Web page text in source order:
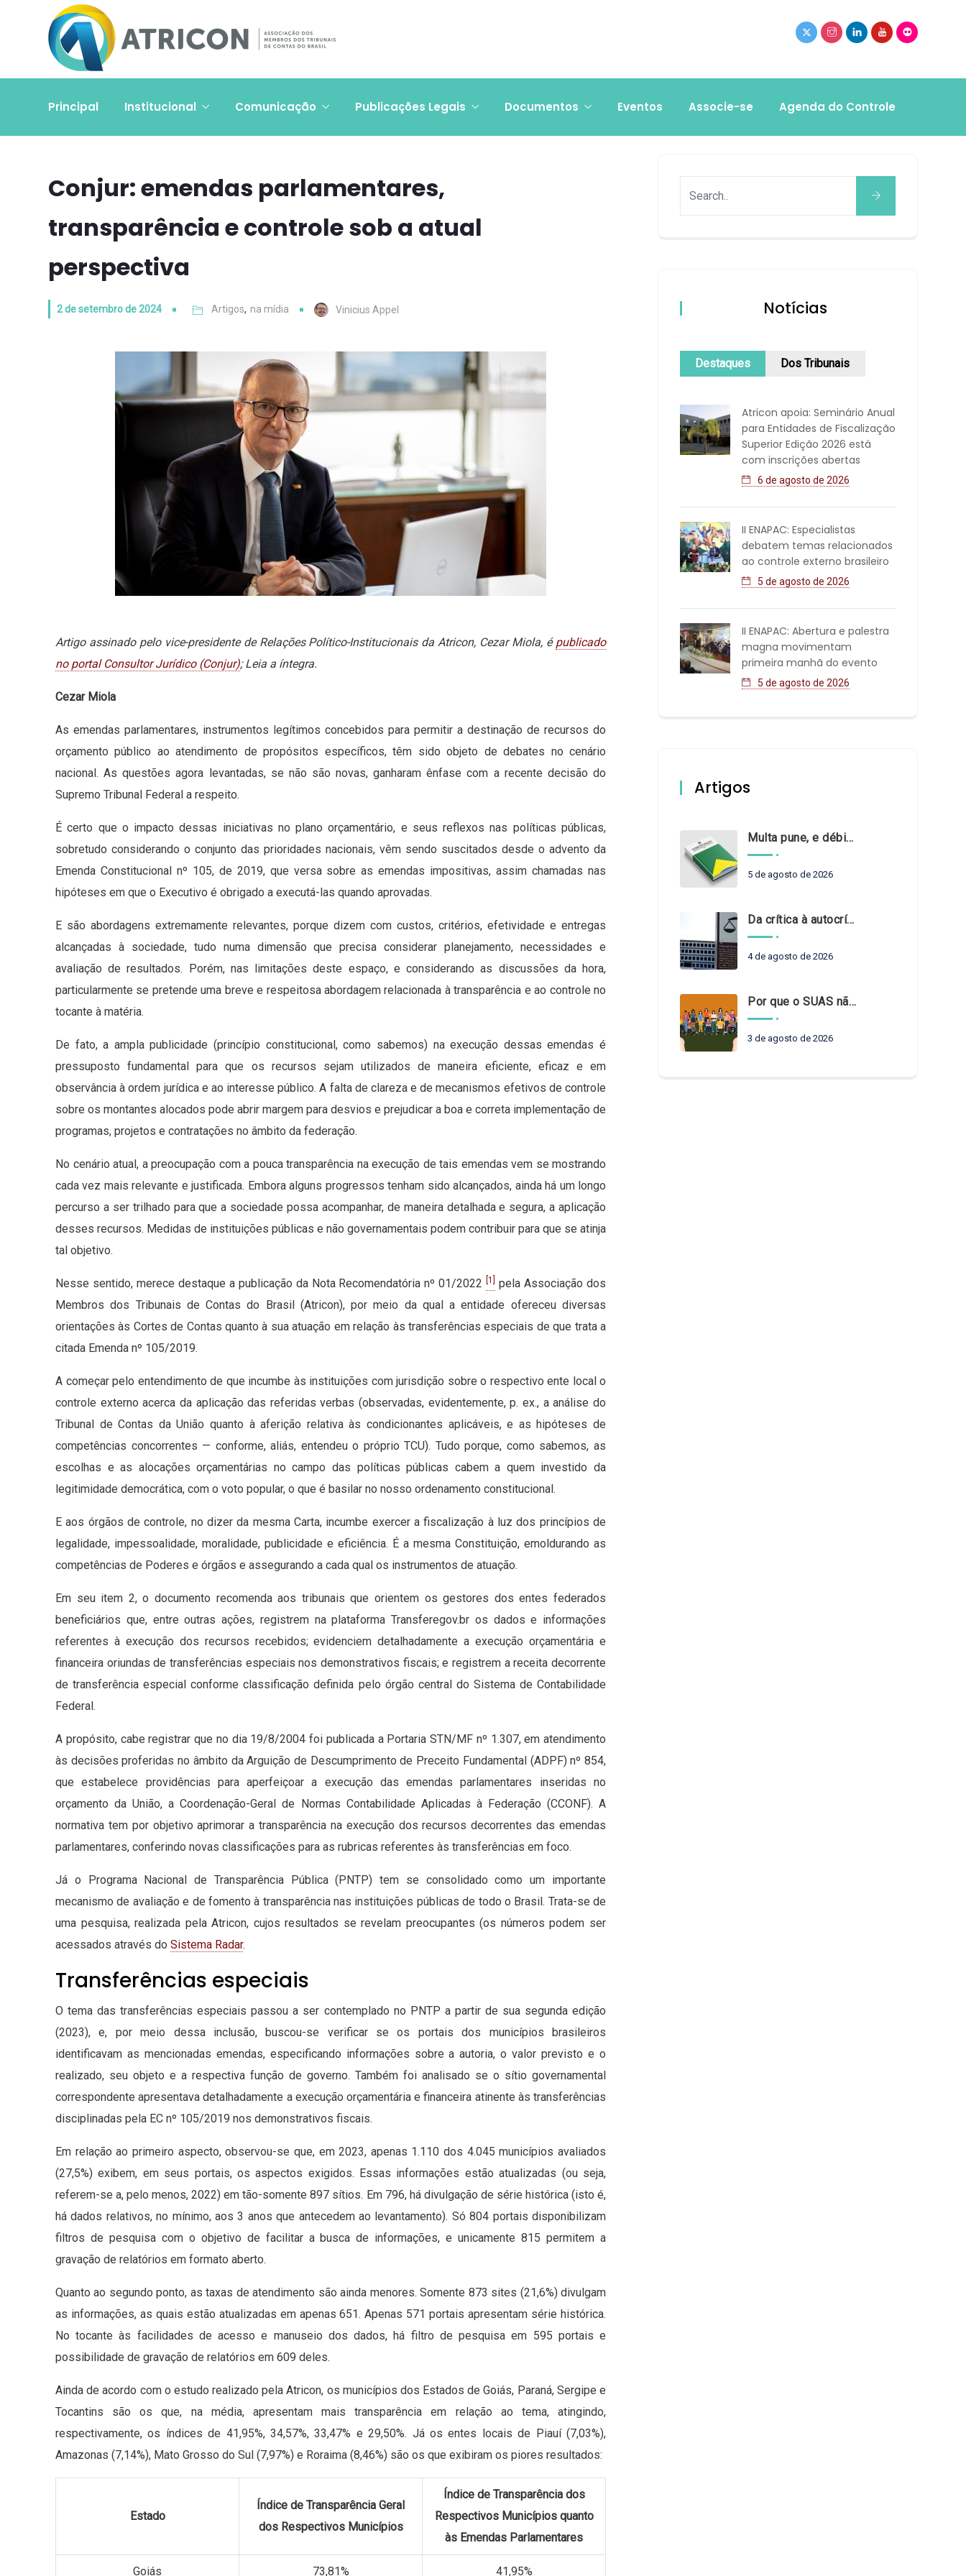
Principal Institucional Comunicação Publicações Legais Documentos Eventos Associe-se Agenda do Controle
Conjur: emendas parlamentares,
transparência e controle sob a atual
perspectiva
2 de setembro de 2024 Artigos, na mídia Vinicius Appel
Artigo assinado pelo vice-presidente de Relações Político-Institucionais da Atricon, Cezar Miola, é publicado
no portal Consultor Jurídico (Conjur); Leia a íntegra.
Cezar Miola
As emendas parlamentares, instrumentos legítimos concebidos para permitir a destinação de recursos do
orçamento público ao atendimento de propósitos específicos, têm sido objeto de debates no cenário
nacional. As questões agora levantadas, se não são novas, ganharam ênfase com a recente decisão do
Supremo Tribunal Federal a respeito.
É certo que o impacto dessas iniciativas no plano orçamentário, e seus reflexos nas políticas públicas,
sobretudo considerando o conjunto das prioridades nacionais, vêm sendo suscitados desde o advento da
Emenda Constitucional nº 105, de 2019, que versa sobre as emendas impositivas, assim chamadas nas
hipóteses em que o Executivo é obrigado a executá-las quando aprovadas.
E são abordagens extremamente relevantes, porque dizem com custos, critérios, efetividade e entregas
alcançadas à sociedade, tudo numa dimensão que precisa considerar planejamento, necessidades e
avaliação de resultados. Porém, nas limitações deste espaço, e considerando as discussões da hora,
particularmente se pretende uma breve e respeitosa abordagem relacionada à transparência e ao controle no
tocante à matéria.
De fato, a ampla publicidade (princípio constitucional, como sabemos) na execução dessas emendas é
pressuposto fundamental para que os recursos sejam utilizados de maneira eficiente, eficaz e em
observância à ordem jurídica e ao interesse público. A falta de clareza e de mecanismos efetivos de controle
sobre os montantes alocados pode abrir margem para desvios e prejudicar a boa e correta implementação de
programas, projetos e contratações no âmbito da federação.
No cenário atual, a preocupação com a pouca transparência na execução de tais emendas vem se mostrando
cada vez mais relevante e justificada. Embora alguns progressos tenham sido alcançados, ainda há um longo
percurso a ser trilhado para que a sociedade possa acompanhar, de maneira detalhada e segura, a aplicação
desses recursos. Medidas de instituições públicas e não governamentais podem contribuir para que se atinja
tal objetivo.
Nesse sentido, merece destaque a publicação da Nota Recomendatória nº 01/2022[1]
pela Associação dos
Membros dos Tribunais de Contas do Brasil (Atricon), por meio da qual a entidade ofereceu diversas
orientações às Cortes de Contas quanto à sua atuação em relação às transferências especiais de que trata a
citada Emenda nº 105/2019.
A começar pelo entendimento de que incumbe às instituições com jurisdição sobre o respectivo ente local o
controle externo acerca da aplicação das referidas verbas (observadas, evidentemente, p. ex., a análise do
Tribunal de Contas da União quanto à aferição relativa às condicionantes aplicáveis, e as hipóteses de
competências concorrentes — conforme, aliás, entendeu o próprio TCU). Tudo porque, como sabemos, as
escolhas e as alocações orçamentárias no campo das políticas públicas cabem a quem investido da
legitimidade democrática, com o voto popular, o que é basilar no nosso ordenamento constitucional.
E aos órgãos de controle, no dizer da mesma Carta, incumbe exercer a fiscalização à luz dos princípios de
legalidade, impessoalidade, moralidade, publicidade e eficiência. É a mesma Constituição, emoldurando as
competências de Poderes e órgãos e assegurando a cada qual os instrumentos de atuação.
Em seu item 2, o documento recomenda aos tribunais que orientem os gestores dos entes federados
beneficiários que, entre outras ações, registrem na plataforma Transferegov.br os dados e informações
referentes à execução dos recursos recebidos; evidenciem detalhadamente a execução orçamentária e
financeira oriundas de transferências especiais nos demonstrativos fiscais; e registrem a receita decorrente
de transferência especial conforme classificação definida pelo órgão central do Sistema de Contabilidade
Federal.
A propósito, cabe registrar que no dia 19/8/2004 foi publicada a Portaria STN/MF nº 1.307, em atendimento
às decisões proferidas no âmbito da Arguição de Descumprimento de Preceito Fundamental (ADPF) nº 854,
que estabelece providências para aperfeiçoar a execução das emendas parlamentares inseridas no
orçamento da União, a Coordenação-Geral de Normas Contabilidade Aplicadas à Federação (CCONF). A
normativa tem por objetivo aprimorar a transparência na execução dos recursos decorrentes das emendas
parlamentares, conferindo novas classificações para as rubricas referentes às transferências em foco.
Já o Programa Nacional de Transparência Pública (PNTP) tem se consolidado como um importante
mecanismo de avaliação e de fomento à transparência nas instituições públicas de todo o Brasil. Trata-se de
uma pesquisa, realizada pela Atricon, cujos resultados se revelam preocupantes (os números podem ser
acessados através do Sistema Radar.
Transferências especiais
O tema das transferências especiais passou a ser contemplado no PNTP a partir de sua segunda edição
(2023), e, por meio dessa inclusão, buscou-se verificar se os portais dos municípios brasileiros
identificavam as mencionadas emendas, especificando informações sobre a autoria, o valor previsto e o
realizado, seu objeto e a respectiva função de governo. Também foi analisado se o sítio governamental
correspondente apresentava detalhadamente a execução orçamentária e financeira atinente às transferências
disciplinadas pela EC nº 105/2019 nos demonstrativos fiscais.
Em relação ao primeiro aspecto, observou-se que, em 2023, apenas 1.110 dos 4.045 municípios avaliados
(27,5%) exibem, em seus portais, os aspectos exigidos. Essas informações estão atualizadas (ou seja,
referem-se a, pelo menos, 2022) em tão-somente 897 sítios. Em 796, há divulgação de série histórica (isto é,
há dados relativos, no mínimo, aos 3 anos que antecedem ao levantamento). Só 804 portais disponibilizam
filtros de pesquisa com o objetivo de facilitar a busca de informações, e unicamente 815 permitem a
gravação de relatórios em formato aberto.
Quanto ao segundo ponto, as taxas de atendimento são ainda menores. Somente 873 sites (21,6%) divulgam
as informações, as quais estão atualizadas em apenas 651. Apenas 571 portais apresentam série histórica.
No tocante às facilidades de acesso e manuseio dos dados, há filtro de pesquisa em 595 portais e
possibilidade de gravação de relatórios em 609 deles.
Ainda de acordo com o estudo realizado pela Atricon, os municípios dos Estados de Goiás, Paraná, Sergipe e
Tocantins são os que, na média, apresentam mais transparência em relação ao tema, atingindo,
respectivamente, os índices de 41,95%, 34,57%, 33,47% e 29,50%. Já os entes locais de Piauí (7,03%),
Amazonas (7,14%), Mato Grosso do Sul (7,97%) e Roraima (8,46%) são os que exibiram os piores resultados:
Estado
Índice de Transparência Geral
dos Respectivos Municípios
Índice de Transparência dos
Respectivos Municípios quanto
às Emendas Parlamentares
Goiás 73,81% 41,95%
Notícias
Destaques Dos Tribunais
Atricon apoia: Seminário Anual
para Entidades de Fiscalização
Superior Edição 2026 está
com inscrições abertas
6 de agosto de 2026
II ENAPAC: Especialistas
debatem temas relacionados
ao controle externo brasileiro
5 de agosto de 2026
II ENAPAC: Abertura e palestra
magna movimentam
primeira manhã do evento
5 de agosto de 2026
Artigos
Multa pune, e débito recompõe. § 3º do art. 71 da Constituição: um problema de legística formal
5 de agosto de 2026
Da crítica à autocrítica: Tribunais de Contas sob um novo olhar?
4 de agosto de 2026
Por que o SUAS não pode esperar?
3 de agosto de 2026